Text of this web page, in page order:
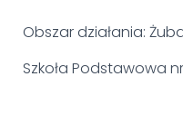
Obszar działania:
Szkoła Podstawowa